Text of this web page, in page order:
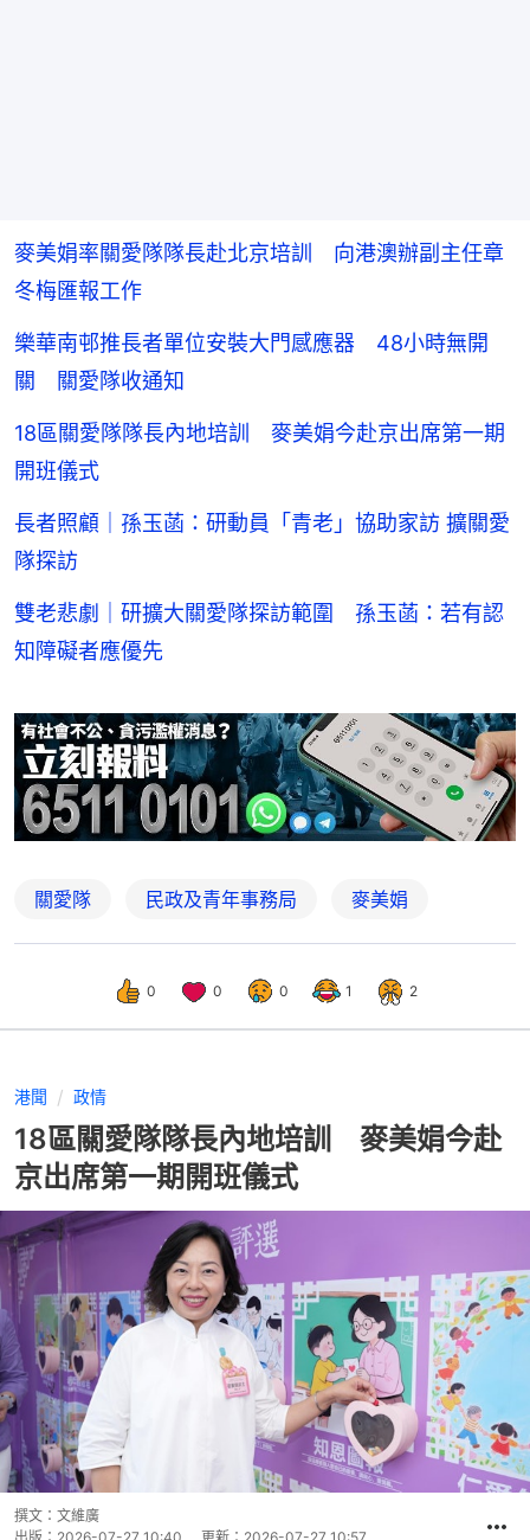
麥美娟率關愛隊隊長赴北京培訓 向港澳辦副主任章
冬梅匯報工作
樂華南邨推長者單位安裝大門感應器 48小時無開
關 關愛隊收通知
18區關愛隊隊長內地培訓 麥美娟今赴京出席第一期
開班儀式
長者照顧｜孫玉菡：研動員「青老」協助家訪 擴關愛
隊探訪
雙老悲劇｜研擴大關愛隊探訪範圍 孫玉菡：若有認
知障礙者應優先
關愛隊 民政及青年事務局 麥美娟
0 0 0 1 2
港聞 政情
18區關愛隊隊長內地培訓 麥美娟今赴
京出席第一期開班儀式
撰文： 文維廣